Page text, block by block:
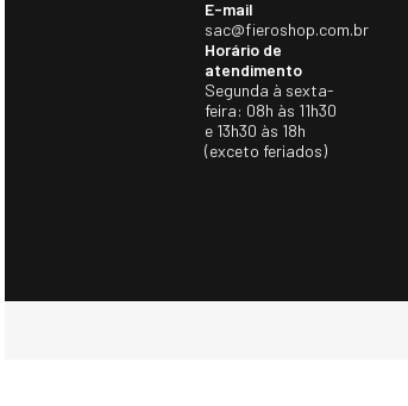
E-mail
sac@fieroshop.com.br
Horário de
atendimento
Segunda à sexta-
feira: 08h às 11h30
e 13h30 às 18h
(exceto feriados)